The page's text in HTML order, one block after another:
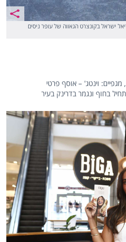
ישראל בקונצרט הגאווה של עופר ניסים
וינטג' – אוסף פרטי
בחוף ונגמר בדרינק בעיר